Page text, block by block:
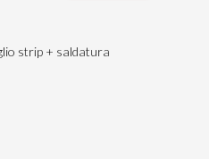
strip + saldatura